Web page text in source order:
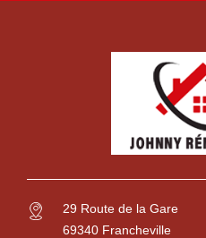
29 Route de la Gare
69340 Francheville